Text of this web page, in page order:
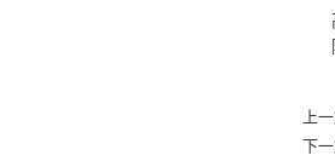
高
上
下一